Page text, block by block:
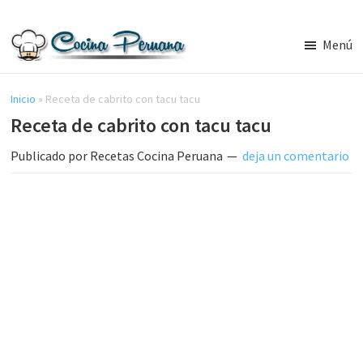
contenido
lateral
principal
Cocina
Peruana,
Recetas
de
Comida
Menú
Inicio » Receta de cabrito con tacu tacu
Receta de cabrito con tacu tacu
Publicado por Recetas Cocina Peruana deja un comentario